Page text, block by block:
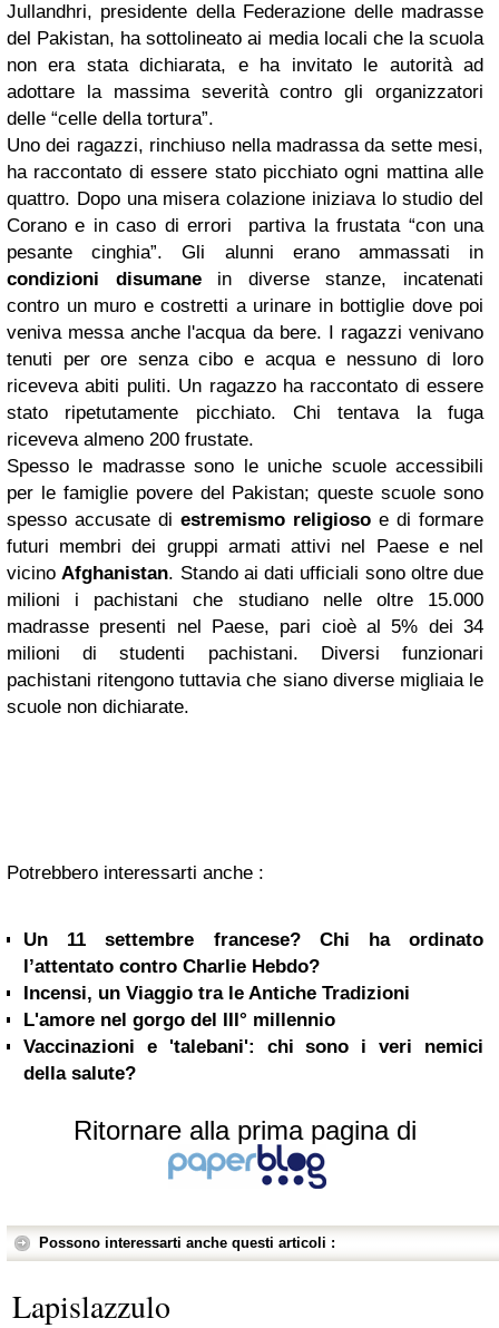
Jullandhri, presidente della Federazione delle madrasse
del Pakistan, ha sottolineato ai media locali che la scuola
non era stata dichiarata, e ha invitato le autorità ad
adottare la massima severità contro gli organizzatori
delle “celle della tortura”.
Uno dei ragazzi, rinchiuso nella madrassa da sette mesi,
ha raccontato di essere stato picchiato ogni mattina alle
quattro. Dopo una misera colazione iniziava lo studio del
Corano e in caso di errori partiva la frustata “con una
pesante cinghia”. Gli alunni erano ammassati in
condizioni disumane in diverse stanze, incatenati
contro un muro e costretti a urinare in bottiglie dove poi
veniva messa anche l'acqua da bere. I ragazzi venivano
tenuti per ore senza cibo e acqua e nessuno di loro
riceveva abiti puliti. Un ragazzo ha raccontato di essere
stato ripetutamente picchiato. Chi tentava la fuga
riceveva almeno 200 frustate.
Spesso le madrasse sono le uniche scuole accessibili
per le famiglie povere del Pakistan; queste scuole sono
spesso accusate di estremismo religioso e di formare
futuri membri dei gruppi armati attivi nel Paese e nel
vicinoAfghanistan. Stando ai dati ufficiali sono oltre due
milioni i pachistani che studiano nelle oltre 15.000
madrasse presenti nel Paese, pari cioè al 5% dei 34
milioni di studenti pachistani. Diversi funzionari
pachistani ritengono tuttavia che siano diverse migliaia le
scuole non dichiarate.
Potrebbero interessarti anche :
Un 11 settembre francese? Chi ha ordinato
l’attentato contro Charlie Hebdo?
Incensi, un Viaggio tra le Antiche Tradizioni
L'amore nel gorgo del III° millennio
Vaccinazioni e 'talebani': chi sono i veri nemici
della salute?
Ritornare alla prima pagina di
Possono interessarti anche questi articoli :
Lapislazzulo